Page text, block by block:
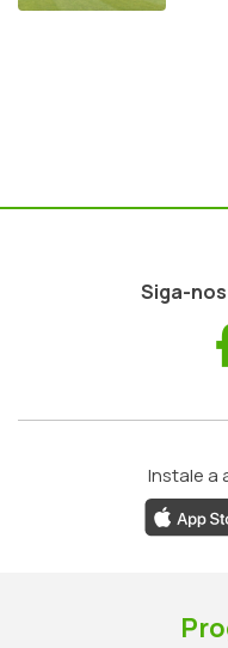
Siga-
Instale a